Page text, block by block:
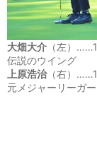
大畑大介 （左）
伝説のウイング
上原浩治（右）
元メジャーリーガー